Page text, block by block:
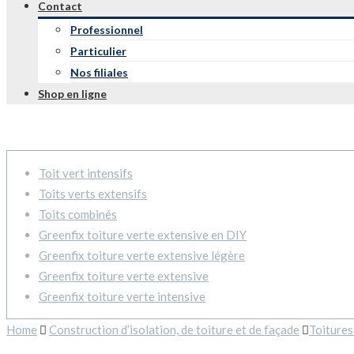
Contact
Professionnel
Particulier
Nos filiales
Shop en ligne
Toit vert intensifs
Toits verts extensifs
Toits combinés
Greenfix toiture verte extensive en DIY
Greenfix toiture verte extensive légère
Greenfix toiture verte extensive
Greenfix toiture verte intensive
Home Construction d’isolation, de toiture et de façade